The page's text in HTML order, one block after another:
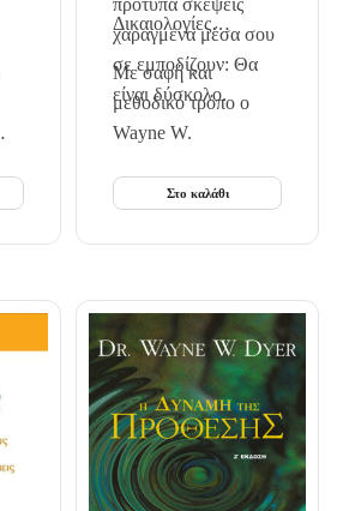
πρότυπα σκέψεις
χαραγμένα μέσα σου
σε εμποδίζουν: Θα
είναι δύσκολο.
Δικαιολογίες…
Με σαφή και
μεθοδικό τρόπο ο
Wayne W.
Στο καλάθι